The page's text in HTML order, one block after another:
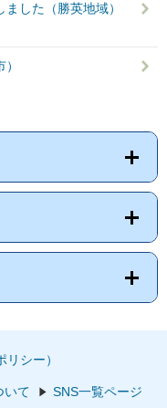
した（勝英地域）
シー）
いて SNS一覧ページ